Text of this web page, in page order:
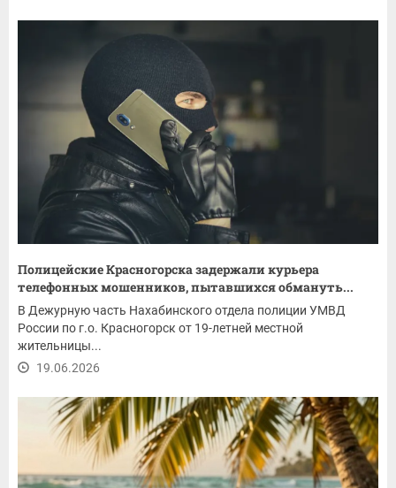
Полицейские Красногорска задержали курьера
телефонных мошенников, пытавшихся обмануть...
В Дежурную часть Нахабинского отдела полиции УМВД
России по г.о. Красногорск от 19-летней местной
жительницы...
19.06.2026